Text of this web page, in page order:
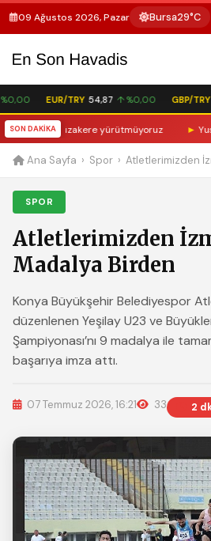
09 Ağustos 2026, Pazar Bursa29°C
EUR/TRY 54,87 ↑ %0,00 GBP/TRY
SON DAKİKA
ABD ile müzakere yürütmüyoruz
Ana Sayfa › Spor › Atletlerimizden
SPOR
Atletlerimizden
Madalya Birden
Konya Büyükşehir Belediyespor
düzenlenen Yeşilay U23 ve
Şampiyonası’nı 9 madalya ile
başarıya imza attı.
07 Temmuz 2026, 16:21 33 2